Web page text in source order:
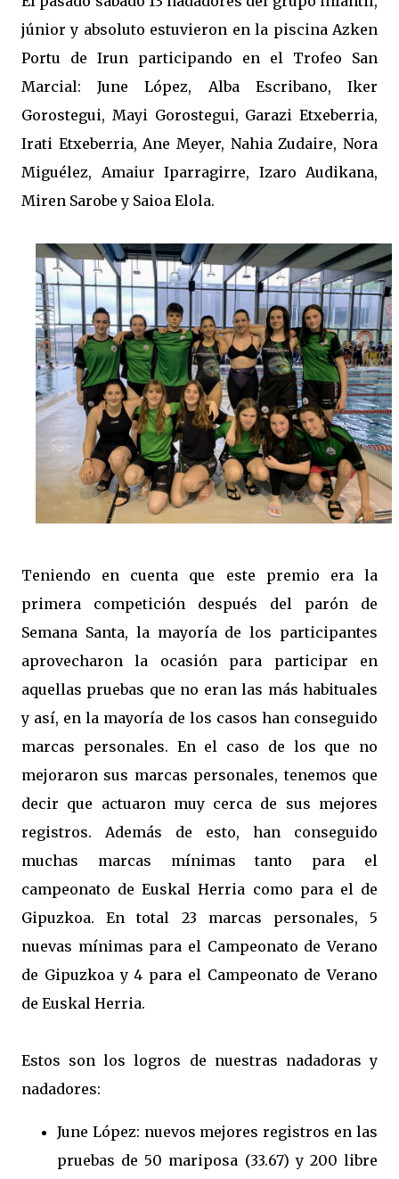
júnior y absoluto estuvieron en la piscina Azken
Portu de Irun participando en el Trofeo San
Marcial: June López, Alba Escribano, Iker
Gorostegui, Mayi Gorostegui, Garazi Etxeberria,
Irati Etxeberria, Ane Meyer, Nahia Zudaire, Nora
Miguélez, Amaiur Iparragirre, Izaro Audikana,
Miren Sarobe y Saioa Elola.
Teniendo en cuenta que este premio era la
primera competición después del parón de
Semana Santa, la mayoría de los participantes
aprovecharon la ocasión para participar en
aquellas pruebas que no eran las más habituales
y así, en la mayoría de los casos han conseguido
marcas personales. En el caso de los que no
mejoraron sus marcas personales, tenemos que
decir que actuaron muy cerca de sus mejores
registros. Además de esto, han conseguido
muchas marcas mínimas tanto para el
campeonato de Euskal Herria como para el de
Gipuzkoa. En total 23 marcas personales, 5
nuevas mínimas para el Campeonato de Verano
de Gipuzkoa y 4 para el Campeonato de Verano
de Euskal Herria.
Estos son los logros de nuestras nadadoras y
nadadores:
June López: nuevos mejores registros en las
pruebas de 50 mariposa (33.67) y 200 libre